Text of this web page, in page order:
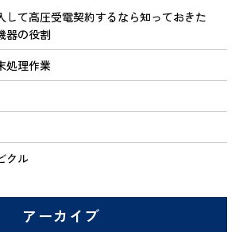
して高圧受電契約するなら知っておきた
器の役割
処理作業
クル
アーカイブ